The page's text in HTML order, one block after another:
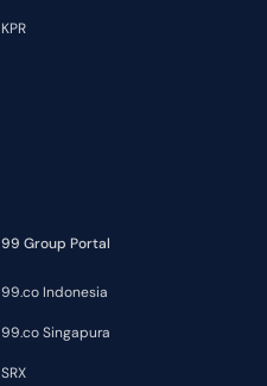
KPR
99 Group Portal
99.co Indonesia
99.co Singapura
SRX